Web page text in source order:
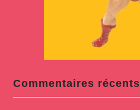
Commentaires récents